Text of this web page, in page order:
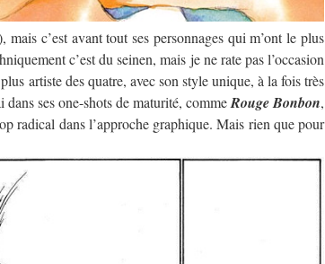
c’est avant tout ses personnages qui m’ont le plus
c’est du seinen, mais je ne rate pas l’occasion
artiste des quatre, avec son style unique, à la fois très
ses one-shots de maturité, commeRouge Bonbon,
radical dans l’approche graphique. Mais rien que pour